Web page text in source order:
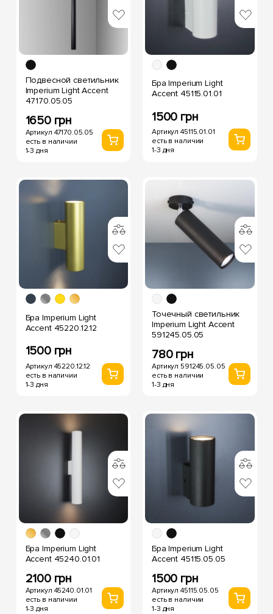
Подвесной светильник
Imperium Light Accent
47170.05.05
1650 грн
Артикул 47170.05.05
есть в наличии
1-3 дня
Бра Imperium Light
Accent 45115.01.01
1500 грн
Артикул 45115.01.01
есть в наличии
1-3 дня
Бра Imperium Light
Accent 45220.12.12
1500 грн
Артикул 45220.12.12
есть в наличии
1-3 дня
Точечный светильник
Imperium Light Accent
591245.05.05
780 грн
Артикул 591245.05.05
есть в наличии
1-3 дня
Бра Imperium Light
Accent 45240.01.01
2100 грн
Артикул 45240.01.01
есть в наличии
1-3 дня
Бра Imperium Light
Accent 45115.05.05
1500 грн
Артикул 45115.05.05
есть в наличии
1-3 дня